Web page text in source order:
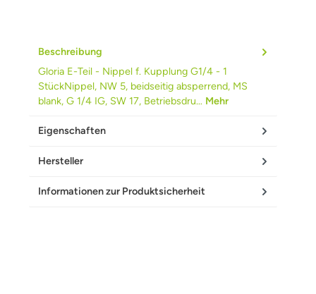
Beschreibung
Gloria E-Teil - Nippel f. Kupplung G1/4 - 1
StückNippel, NW 5, beidseitig absperrend, MS
blank, G 1/4 IG, SW 17, Betriebsdru… Mehr
Eigenschaften
Hersteller
Informationen zur Produktsicherheit